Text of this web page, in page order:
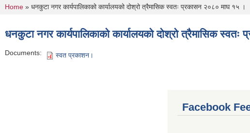
You are here
Home » धनकुटा नगर कार्यपालिकाको कार्यालयको दोश्रो त्रैमासिक स्वतः प्रकासन २०८० माघ १५ ।
धनकुटा नगर कार्यपालिकाको कार्यालयको दोश्रो त्रैमासिक
Documents: स्वत प्रकाशन।
Facebook